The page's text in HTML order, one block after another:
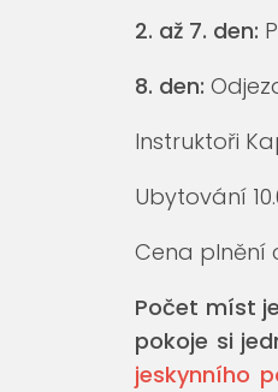
2. až 7. den:
8. den:
Instruktoři
Ubytování
Cena plnění
Počet míst
pokoje si
jeskynního